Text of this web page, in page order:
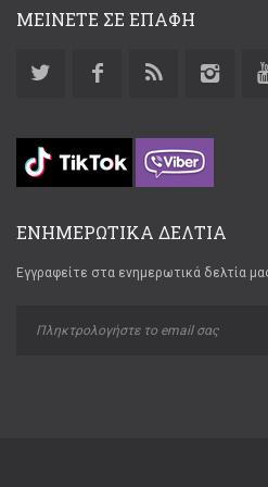
ΜΕΙΝΕΤΕ ΣΕ ΕΠΑΦΗ
ΕΝΗΜΕΡΩΤΙΚΑ ΔΕΛΤΙΑ
Εγγραφείτε στα ενημερωτικά δελτία